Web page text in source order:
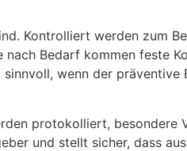
Kontrolliert werden zum
nach Bedarf kommen feste
wenn der präventive
protokolliert, besondere
und stellt sicher, dass